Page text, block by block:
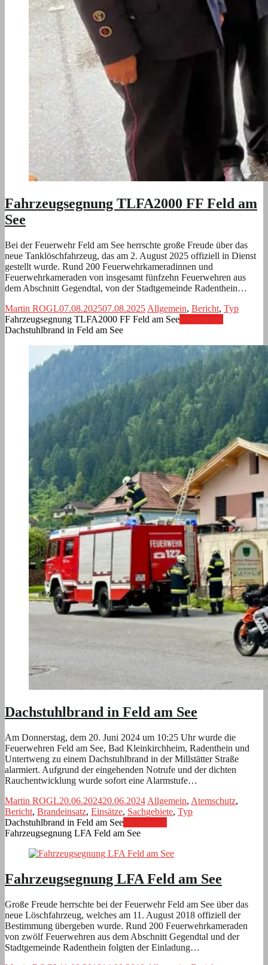
Fahrzeugsegnung TLFA2000 FF Feld am
See
Bei der Feuerwehr Feld am See herrschte große Freude über das
neue Tanklöschfahrzeug, das am 2. August 2025 offiziell in Dienst
gestellt wurde. Rund 200 Feuerwehrkameradinnen und
Feuerwehrkameraden von insgesamt fünfzehn Feuerwehren aus
dem Abschnitt Gegendtal, von der Stadtgemeinde Radenthein…
Martin ROGL07.08.202507.08.2025 Allgemein, Bericht, Typ
Fahrzeugsegnung TLFA2000 FF Feld am See
Dachstuhlbrand in Feld am See
Dachstuhlbrand in Feld am See
Am Donnerstag, dem 20. Juni 2024 um 10:25 Uhr wurde die
Feuerwehren Feld am See, Bad Kleinkirchheim, Radenthein und
Untertweng zu einem Dachstuhlbrand in der Millstätter Straße
alarmiert. Aufgrund der eingehenden Notrufe und der dichten
Rauchentwicklung wurde sofort eine Alarmstufe…
Martin ROGL20.06.202420.06.2024 Allgemein, Atemschutz,
Bericht, Brandeinsatz, Einsätze, Sachgebiete, Typ
Dachstuhlbrand in Feld am See
Fahrzeugsegnung LFA Feld am See
Fahrzeugsegnung LFA Feld am See
Große Freude herrschte bei der Feuerwehr Feld am See über das
neue Löschfahrzeug, welches am 11. August 2018 offiziell der
Bestimmung übergeben wurde. Rund 200 Feuerwehrkameraden
von zwölf Feuerwehren aus dem Abschnitt Gegendtal und der
Stadtgemeinde Radenthein folgten der Einladung…